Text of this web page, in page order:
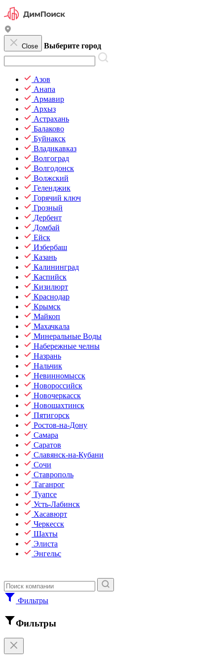
Close Выберите город
Азов
Анапа
Армавир
Архыз
Астрахань
Балаково
Буйнакск
Владикавказ
Волгоград
Волгодонск
Волжский
Геленджик
Горячий ключ
Грозный
Дербент
Домбай
Ейск
Избербаш
Казань
Калининград
Каспийск
Кизилюрт
Краснодар
Крымск
Майкоп
Махачкала
Минеральные Воды
Набережные челны
Назрань
Нальчик
Невинномысск
Новороссийск
Новочеркасск
Новошахтинск
Пятигорск
Ростов-на-Дону
Самара
Саратов
Славянск-на-Кубани
Сочи
Ставрополь
Таганрог
Туапсе
Усть-Лабинск
Хасавюрт
Черкесск
Шахты
Элиста
Энгельс
Фильтры
Фильтры